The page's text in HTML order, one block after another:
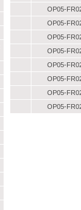
OP05-
OP05-
OP05-
OP05-
OP05-
OP05-
OP05-
OP05-